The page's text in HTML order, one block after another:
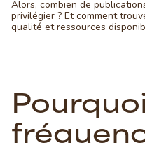
Alors, combien de
privilégier ? Et comment
qualité et ressources